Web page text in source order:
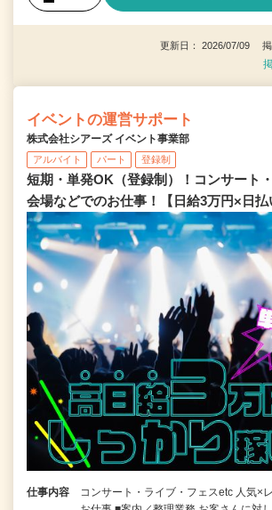
更新日： 2026/07/09 掲
イベントの運営サポート
株式会社シアーズ イベント事業部
アルバイト パート 登録制
短期・単発OK（登録制）！コンサート
会場などでのお仕事！【日給3万円×日払
仕事内容
コンサート・ライブ・フェスetc 人気×